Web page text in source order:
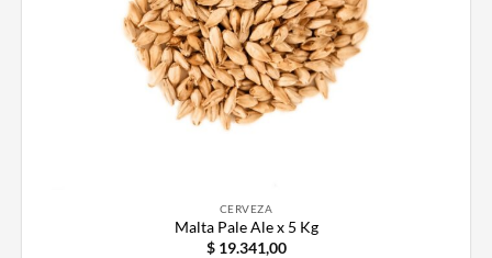
CERVEZA
Malta Pale Ale x 5 Kg
$19.341,00